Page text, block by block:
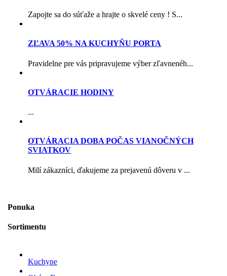
Zapojte sa do súťaže a hrajte o skvelé ceny ! S...
ZĽAVA 50% NA KUCHYŇU PORTA
Pravidelne pre vás pripravujeme výber zľavnenéh...
OTVÁRACIE HODINY
...
OTVÁRACIA DOBA POČAS VIANOČNÝCH
SVIATKOV
Milí zákazníci, ďakujeme za prejavenú dôveru v ...
Ponuka
Sortimentu
Kuchyne